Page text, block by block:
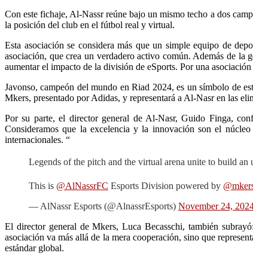
Con este fichaje, Al-Nassr reúne bajo un mismo techo a dos
la posición del club en el fútbol real y virtual.
Esta asociación se considera más que un simple equipo de
asociación, que crea un verdadero activo común. Además de la
aumentar el impacto de la división de eSports. Por una
Javonso, campeón del mundo en Riad 2024, es un símbolo de
Mkers, presentado por Adidas, y representará a Al-Nasr en las
Por su parte, el director general de Al-Nasr, Guido Finga,
Consideramos que la excelencia y la innovación son el
internacionales. “
Legends of the pitch and the virtual arena unite to build an
This is @AlNassrFC Esports Division powered by
— AlNassr Esports (@AlnassrEsports) November 24,
El director general de Mkers, Luca Becasschi, también
asociación va más allá de la mera cooperación, sino que
estándar global.